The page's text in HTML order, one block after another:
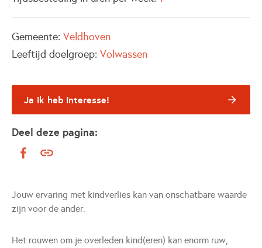
Gemeente: Veldhoven
Leeftijd doelgroep: Volwassen
Ja ik heb interesse!
Deel deze pagina:
Jouw ervaring met kindverlies kan van onschatbare waarde
zijn voor de ander.
Het rouwen om je overleden kind(eren) kan enorm ruw,